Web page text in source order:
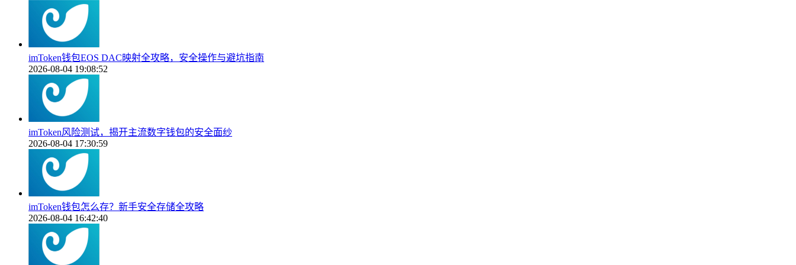
imToken钱包EOS DAC映射全攻略，安全操作与避坑指南
2026-08-04 19:08:52
imToken风险测试，揭开主流数字钱包的安全面纱
2026-08-04 17:30:59
imToken钱包怎么存？新手安全存储全攻略
2026-08-04 16:42:40